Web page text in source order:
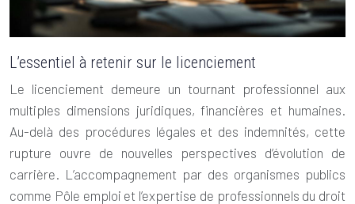
L’essentiel à retenir sur le licenciement
Le licenciement demeure un tournant professionnel aux
multiples dimensions juridiques, financières et humaines.
Au-delà des procédures légales et des indemnités, cette
rupture ouvre de nouvelles perspectives d’évolution de
carrière. L’accompagnement par des organismes publics
comme Pôle emploi et l’expertise de professionnels du droit